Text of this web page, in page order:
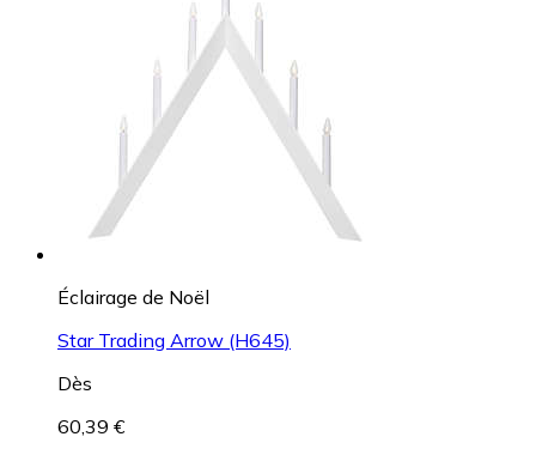
Éclairage de Noël
Star Trading Arrow (H645)
Dès
60,39 €